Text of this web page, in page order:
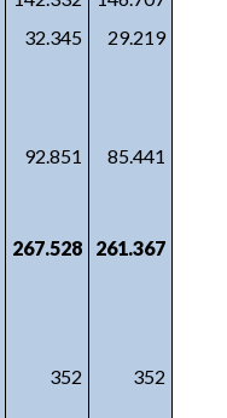
32.345 29.219
92.851 85.441
267.528 261.367
352 352